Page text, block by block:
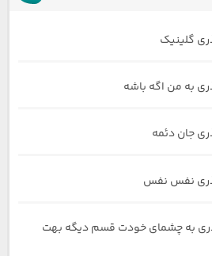
گلینیک
به من اگه باشه
جان دئمه
نفس نفس
به چشمای خودت قسم دیگه بهت